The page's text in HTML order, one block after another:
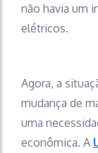
não havia um
elétricos.
Agora, a
mudança de
uma
econômica. A